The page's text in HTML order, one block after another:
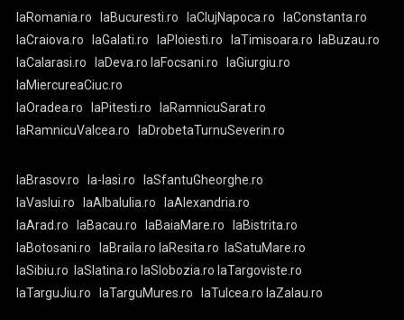
laRomania.ro laBucuresti.ro laClujNapoca.ro
laConstanta.ro
laCraiova.ro
laGalati.ro laPloiesti.ro laTimisoara.ro
laBuzau.ro
laCalarasi.ro
laDeva.ro laFocsani.ro
laGiurgiu.ro
laMiercureaCiuc.ro
laOradea.ro
laPitesti.ro
laRamnicuSarat.ro
laRamnicuValcea.ro
laDrobetaTurnuSeverin.ro
laBrasov.ro la-Iasi.ro
laSfantuGheorghe.ro
laVaslui.ro
laAlbaIulia.ro
laAlexandria.ro
laArad.ro
laBacau.ro laBaiaMare.ro
laBistrita.ro
laBotosani.ro
laBraila.ro laResita.ro
laSatuMare.ro
laSibiu.ro
laSlatina.ro laSlobozia.ro laTargoviste.ro
laTarguJiu.ro
laTarguMures.ro laTulcea.ro laZalau.ro